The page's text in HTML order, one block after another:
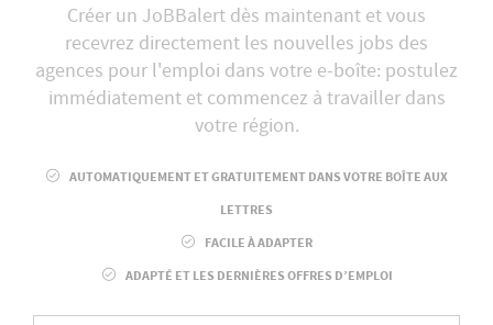
Créer un JoBBalert dès maintenant et vous
recevrez directement les nouvelles jobs des
agences pour l'emploi dans votre e-boîte: postulez
immédiatement et commencez à travailler dans
votre région.
AUTOMATIQUEMENT ET GRATUITEMENT DANS VOTRE BOÎTE AUX
LETTRES
FACILE À ADAPTER
ADAPTÉ ET LES DERNIÈRES OFFRES D’EMPLOI